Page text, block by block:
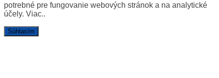
potrebné pre fungovanie webových stránok a na analytické
účely. Viac..
Súhlasím